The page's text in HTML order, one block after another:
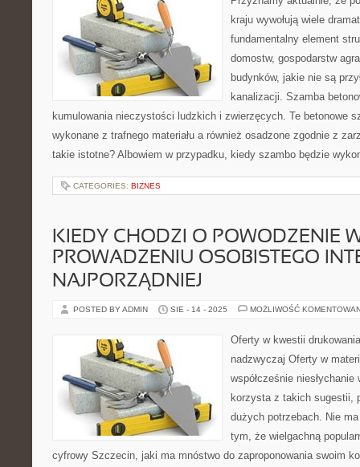
kraju wywołują wiele
fundamentalny element
domostw, gospodarstw
budynków, jakie nie są
kanalizacji. Szamba
kumulowania nieczystości ludzkich i zwierzęcych. Te betonowe
wykonane z trafnego materiału a również osadzone zgodnie z
takie istotne? Albowiem w przypadku, kiedy szambo będzie
CATEGORIES: BIZNES
KIEDY CHODZI O POWODZENIE
PROWADZENIU OSOBISTEGO
NAJPORZĄDNIEJ
POSTED BY ADMIN SIE - 14 - 2025 MOŻLIWOŚĆ
Oferty w kwestii
nadzwyczaj Oferty w
współcześnie
korzysta z takich sugestii,
dużych potrzebach. Nie
tym, że wielgachną
cyfrowy Szczecin, jaki ma mnóstwo do zaproponowania swoim